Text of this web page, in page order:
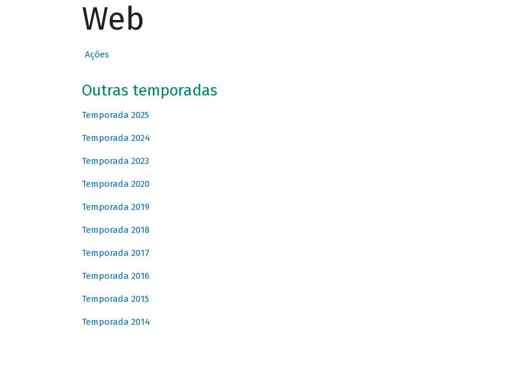
Web
Ações
Outras temporadas
Temporada 2025
Temporada 2024
Temporada 2023
Temporada 2020
Temporada 2019
Temporada 2018
Temporada 2017
Temporada 2016
Temporada 2015
Temporada 2014